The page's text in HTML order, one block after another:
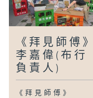
《拜見師傅》
李嘉偉(布行
負責人)
《拜見師傅》